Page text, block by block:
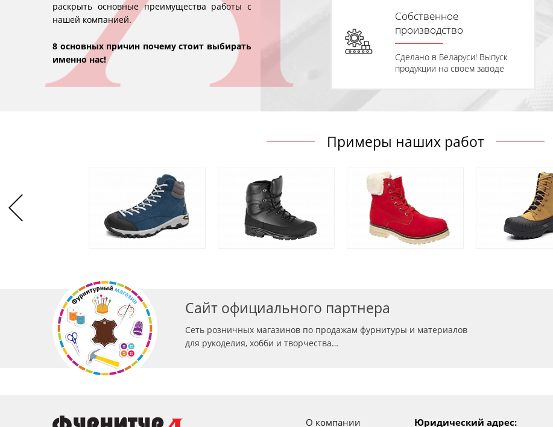
раскрыть основные преимущества работы с
нашей компанией.
8 основных причин почему стоит выбирать
именно нас!
логистика
работы с
всему миру
Техническая поддержка
Консультации. Обучение.
Сопровождение. Сервис
Собственное
производство
Сделано в Беларуси! Выпуск
продукции на своем заводе
Примеры наших работ
Сайт официального партнера
Сеть розничных магазинов по продажам фурнитуры и материалов
для рукоделия, хобби и творчества…
О компании Юридический адрес: